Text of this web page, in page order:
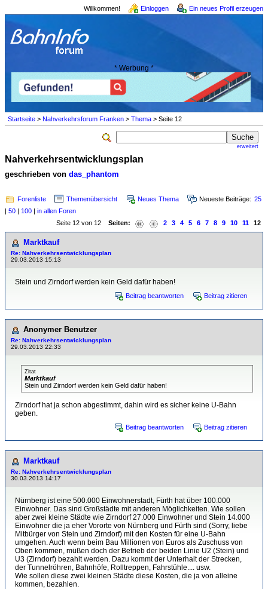
Willkommen! Einloggen Ein neues Profil erzeugen
* Werbung *
Startseite > Nahverkehrsforum Franken > Thema > Seite 12
erweitert
Nahverkehrsentwicklungsplan
geschrieben von das_phantom
Forenliste Themenübersicht Neues Thema Neueste Beiträge: 25
| 50 | 100 | in allen Foren
Seite 12 von 12 Seiten: 2 3 4 5 6 7 8 9 10 11 12
Marktkauf
Re: Nahverkehrsentwicklungsplan
29.03.2013 15:13
Stein und Zirndorf werden kein Geld dafür haben!
Beitrag beantworten Beitrag zitieren
Anonymer Benutzer
Re: Nahverkehrsentwicklungsplan
29.03.2013 22:33
Zitat
Marktkauf
Stein und Zirndorf werden kein Geld dafür haben!
Zirndorf hat ja schon abgestimmt, dahin wird es sicher keine U-Bahn
geben.
Beitrag beantworten Beitrag zitieren
Marktkauf
Re: Nahverkehrsentwicklungsplan
30.03.2013 14:17
Nürnberg ist eine 500.000 Einwohnerstadt, Fürth hat über 100.000
Einwohner. Das sind Großstädte mit anderen Möglichkeiten. Wie sollen
aber zwei kleine Städte wie Zirndorf 27.000 Einwohner und Stein 14.000
Einwohner die ja eher Vororte von Nürnberg und Fürth sind (Sorry, liebe
Mitbürger von Stein und Zirndorf) mit den Kosten für eine U-Bahn
umgehen. Auch wenn beim Bau Millionen von Euros als Zuschuss von
Oben kommen, müßen doch der Betrieb der beiden Linie U2 (Stein) und
U3 (Zirndorf) bezahlt werden. Dazu kommt der Unterhalt der Strecken,
der Tunnelröhren, Bahnhöfe, Rolltreppen, Fahrstühle.... usw.
Wie sollen diese zwei kleinen Städte diese Kosten, die ja von alleine
kommen, bezahlen.